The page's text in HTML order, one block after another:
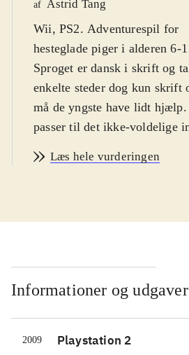
af Astrid Tang
Wii, PS2. Adventurespil for
hesteglade piger i alderen 6-
Sproget er dansk i skrift og
enkelte steder dog kun skrift
må de yngste have lidt
passer til det ikke-voldelige
spilversionerne og styringen
rideklubber. Her møder
altmuligmanden m.fl. Hver
har brug for hjælp eller
spilleren at deltage i et løb.
Opgaverne går typisk ud på
eller finde genstande, heste
Læs hele vurderingen
Informationer og udgaver
2009 Playstation 2